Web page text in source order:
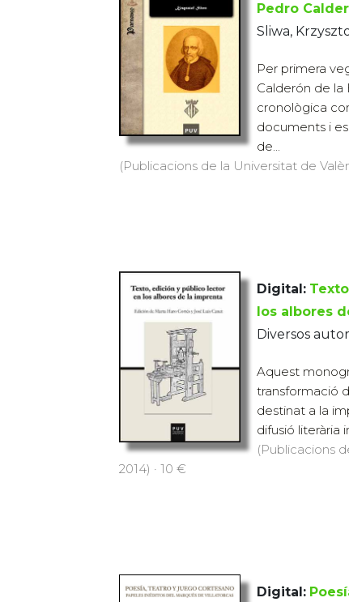
Pedro
Sliwa,
Per primera
Calderón de la
cronològica
documents i
de...
(Publicacions de la Universitat de
Digital:
los albores
Diversos
Aquest
transformació
destinat a la
difusió literària
(Publicacions
2014) · 10 €
Digital: